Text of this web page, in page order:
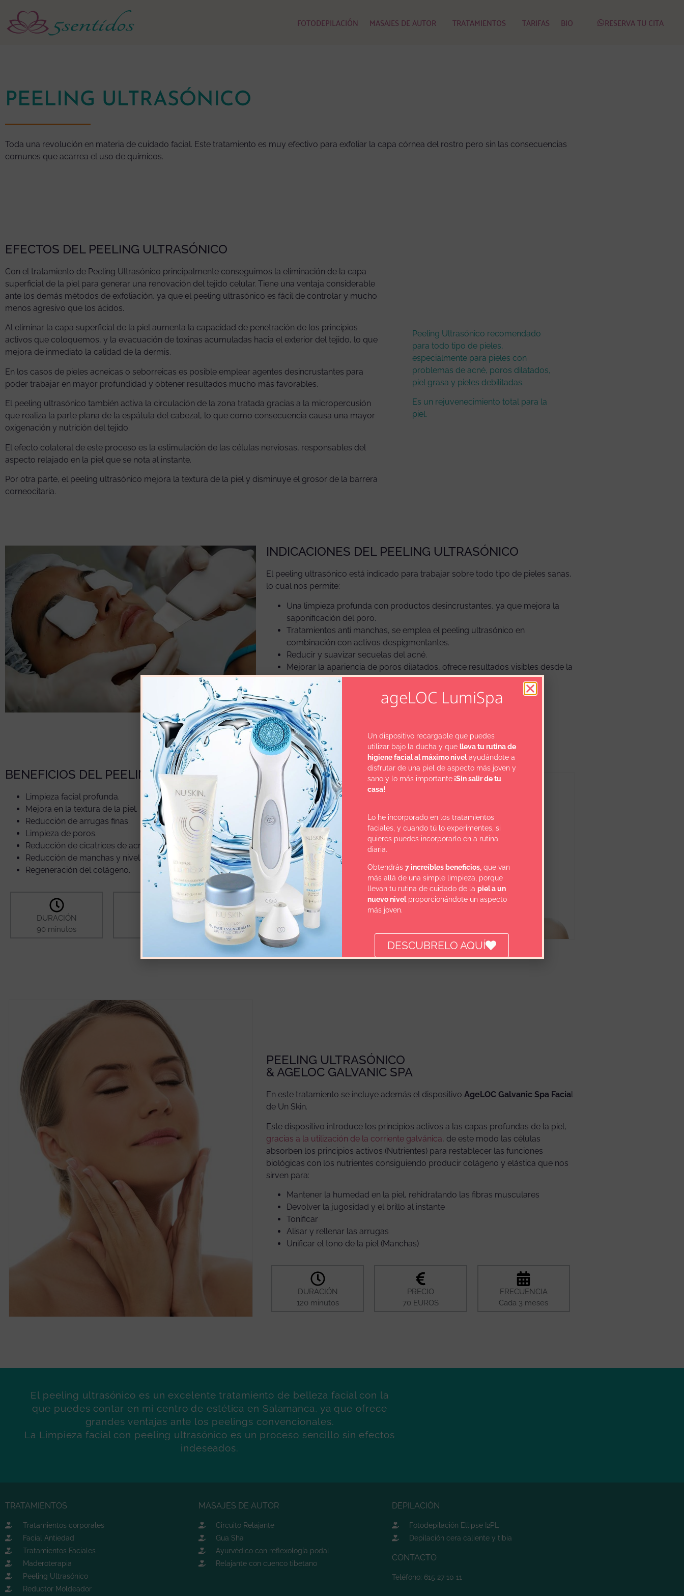
FOTODEPILACIÓN MASAJES DE AUTOR TRATAMIENTOS TARIFAS BIO RESERVA TU CITA
PEELING ULTRASÓNICO
Toda una revolución en materia de cuidado facial. Este tratamiento es muy efectivo para exfoliar la capa córnea del rostro pero sin las consecuencias
comunes que acarrea el uso de químicos.
EFECTOS DEL PEELING ULTRASÓNICO
Con el tratamiento de Peeling Ultrasónico principalmente conseguimos la eliminación de la capa
superficial de la piel para generar una renovación del tejido celular. Tiene una ventaja considerable
ante los demás métodos de exfoliación, ya que el peeling ultrasónico es fácil de controlar y mucho
menos agresivo que los ácidos.
Al eliminar la capa superficial de la piel aumenta la capacidad de penetración de los principios
activos que coloquemos, y la evacuación de toxinas acumuladas hacia el exterior del tejido, lo que
mejora de inmediato la calidad de la dermis.
En los casos de pieles acneicas o seborreicas es posible emplear agentes desincrustantes para
poder trabajar en mayor profundidad y obtener resultados mucho más favorables.
El peeling ultrasónico también activa la circulación de la zona tratada gracias a la micropercusión
que realiza la parte plana de la espátula del cabezal, lo que como consecuencia causa una mayor
oxigenación y nutrición del tejido.
El efecto colateral de este proceso es la estimulación de las células nerviosas, responsables del
aspecto relajado en la piel que se nota al instante.
Por otra parte, el peeling ultrasónico mejora la textura de la piel y disminuye el grosor de la barrera
corneocitaria.
Peeling Ultrasónico recomendado
para todo tipo de pieles,
especialmente para pieles con
problemas de acné, poros dilatados,
piel grasa y pieles debilitadas.
Es un rejuvenecimiento total para la
piel.
INDICACIONES DEL PEELING ULTRASÓNICO
El peeling ultrasónico está indicado para trabajar sobre todo tipo de pieles sanas,
lo cual nos permite:
Una limpieza profunda con productos desincrustantes, ya que mejora la
saponificación del poro.
Tratamientos anti manchas, se emplea el peeling ultrasónico en
combinación con activos despigmentantes.
Reducir y suavizar secuelas del acné.
Mejorar la apariencia de poros dilatados, ofrece resultados visibles desde la
primera aplicación.
Suavizado de arrugas leves.
BENEFICIOS DEL PEELING ULTRASÓNICO
Limpieza facial profunda.
Mejora en la textura de la piel.
Reducción de arrugas finas.
Limpieza de poros.
Reducción de cicatrices de acné.
Reducción de manchas y nivelación del tono.
Regeneración del colágeno.
DURACIÓN
90 minutos
PRECIO
FRECUENCIA
Cada 3 meses
PEELING ULTRASÓNICO
& AGELOC GALVANIC SPA
En este tratamiento se incluye además el dispositivo AgeLOC Galvanic Spa Facial
de Un Skin.
Este dispositivo introduce los principios activos a las capas profundas de la piel,
gracias a la utilización de la corriente galvánica, de este modo las células
absorben los principios activos (Nutrientes) para restablecer las funciones
biológicas con los nutrientes consiguiendo producir colágeno y elástica que nos
sirven para:
Mantener la humedad en la piel, rehidratando las fibras musculares
Devolver la jugosidad y el brillo al instante
Tonificar
Alisar y rellenar las arrugas
Unificar el tono de la piel (Manchas)
DURACIÓN
120 minutos
PRECIO
70 EUROS
FRECUENCIA
Cada 3 meses
El peeling ultrasónico es un excelente tratamiento de belleza facial con la
que puedes contar en mi centro de estética en Salamanca, ya que ofrece
grandes ventajas ante los peelings convencionales.
La Limpieza facial con peeling ultrasónico es un proceso sencillo sin efectos
indeseados.
TRATAMIENTOS
Tratamientos corporales
Facial Antiedad
Tratamientos Faciales
Maderoterapia
Peeling Ultrasónico
Reductor Moldeador
MASAJES DE AUTOR
Circuito Relajante
Gua Sha
Ayurvédico con reflexología podal
Relajante con cuenco tibetano
DEPILACIÓN
Fotodepilación Ellipse I2PL
Depilación cera caliente y tibia
CONTACTO
Teléfono: 615 27 10 11
ageLOC LumiSpa
Un dispositivo recargable que puedes
utilizar bajo la ducha y que lleva tu rutina de
higiene facial al máximo nivelayudándote a
disfrutar de una piel de aspecto más joven y
sano y lo más importante ¡Sin salir de tu
casa!
Lo he incorporado en los tratamientos
faciales, y cuando tú lo experimentes, si
quieres puedes incorporarlo en a rutina
diaria.
Obtendrás 7 increíbles beneficios, que van
más allá de una simple limpieza, porque
llevan tu rutina de cuidado de la piel a un
nuevo nivelproporcionándote un aspecto
más joven.
DESCUBRELO AQUÍ